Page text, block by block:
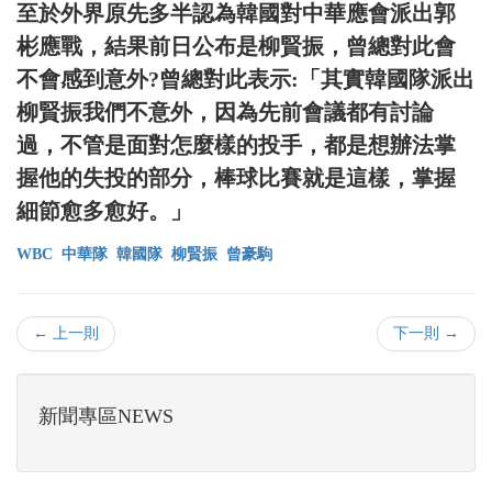
至於外界原先多半認為韓國對中華應會派出郭
彬應戰，結果前日公布是柳賢振，曾總對此會
不會感到意外?曾總對此表示:「其實韓國隊派出
柳賢振我們不意外，因為先前會議都有討論
過，不管是面對怎麼樣的投手，都是想辦法掌
握他的失投的部分，棒球比賽就是這樣，掌握
細節愈多愈好。」
WBC 中華隊 韓國隊 柳賢振 曾豪駒
← 上一則 下一則 →
新聞專區NEWS